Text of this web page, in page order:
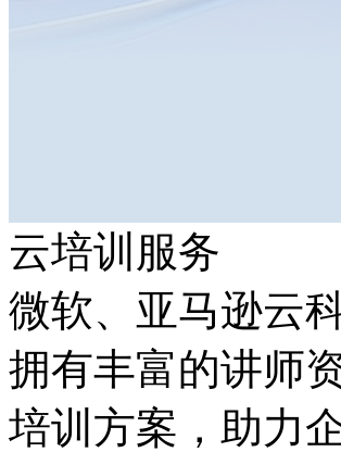
云培训服务
微软、亚马逊
拥有丰富的讲师
培训方案，助